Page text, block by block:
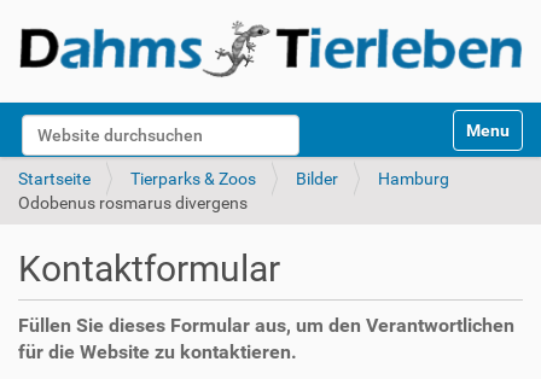
Website durchsuchen
k
Toggle
Startseite Tierparks & Zoos Bilder
Hamburg
Odobenus rosmarus divergens
Kontaktformular
Füllen Sie dieses Formular aus, um den Verantwortlichen
für die Website zu kontaktieren.